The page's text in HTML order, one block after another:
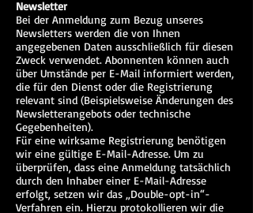
Newsletter
Bei der Anmeldung zum Bezug unseres
Newsletters werden die von Ihnen
angegebenen Daten ausschließlich für diesen
Zweck verwendet. Abonnenten können auch
über Umstände per E-Mail informiert werden,
die für den Dienst oder die Registrierung
relevant sind (Beispielsweise Änderungen des
Newsletterangebots oder technische
Gegebenheiten).
Für eine wirksame Registrierung benötigen
wir eine gültige E-Mail-Adresse. Um zu
überprüfen, dass eine Anmeldung tatsächlich
durch den Inhaber einer E-Mail-Adresse
erfolgt, setzen wir das „Double-opt-in“-
Verfahren ein. Hierzu protokollieren wir die